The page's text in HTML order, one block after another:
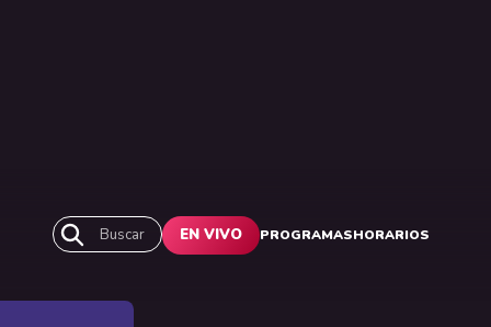
Buscar EN VIVO PROGRAMASHORARIOS